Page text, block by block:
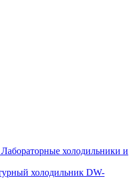
Лабораторные холодильники и
холодильник DW-